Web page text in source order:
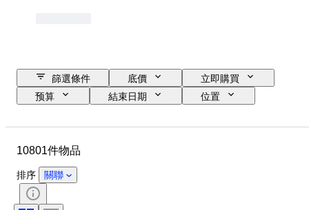
篩選條件 底價
立即購買
预算
結束日期
位置
性別
時期
訂裝
顏色
10801件物品
排序 關聯